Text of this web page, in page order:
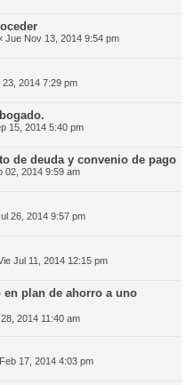
Jue Nov 13, 2014 9:54 pm
2014 7:29 pm
15, 2014 5:40 pm
de deuda y convenio de pago
02, 2014 9:59 am
26, 2014 9:57 pm
Jul 11, 2014 12:15 pm
plan de ahorro a uno
2014 11:40 am
17, 2014 4:03 pm